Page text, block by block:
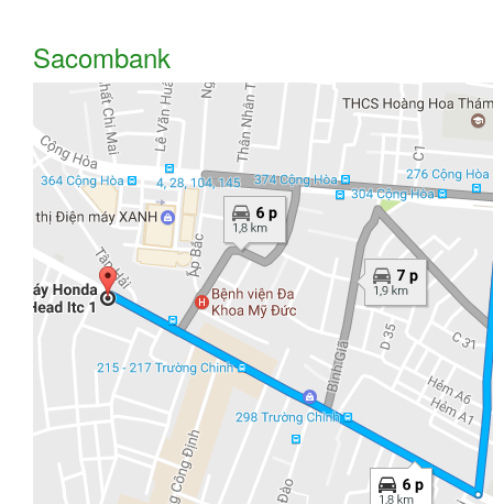
Sacombank